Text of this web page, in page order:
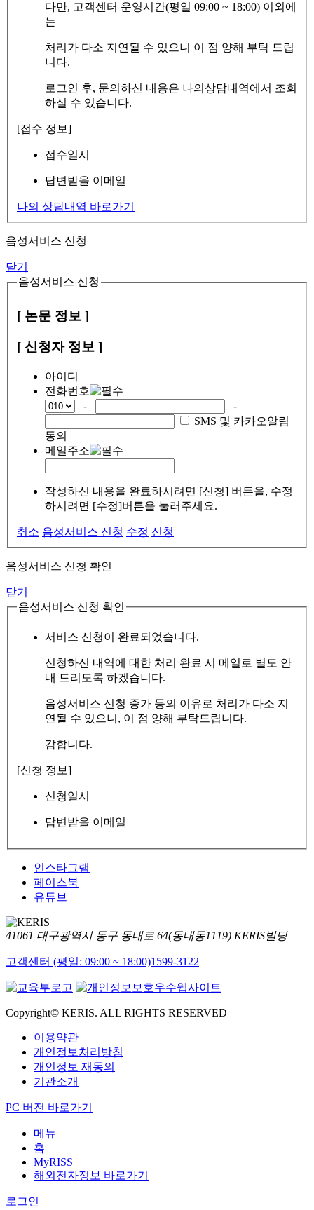
다만, 고객센터 운영시간(평일 09:00 ~ 18:00) 이외에
는
처리가 다소 지연될 수 있으니 이 점 양해 부탁 드립
니다.
로그인 후, 문의하신 내용은 나의상담내역에서 조회
하실 수 있습니다.
[접수 정보]
접수일시
답변받을 이메일
나의 상담내역 바로가기
음성서비스 신청
닫기
음성서비스 신청
[ 논문 정보 ]
[ 신청자 정보 ]
아이디
전화번호
-
-
SMS 및 카카오알림
동의
메일주소
작성하신 내용을 완료하시려면 [신청] 버튼을, 수정
하시려면 [수정]버튼을 눌러주세요.
취소 음성서비스 신청 수정 신청
음성서비스 신청 확인
닫기
음성서비스 신청 확인
서비스 신청이 완료되었습니다.
신청하신 내역에 대한 처리 완료 시 메일로 별도 안
내 드리도록 하겠습니다.
음성서비스 신청 증가 등의 이유로 처리가 다소 지
연될 수 있으니, 이 점 양해 부탁드립니다.
감합니다.
[신청 정보]
신청일시
답변받을 이메일
인스타그램
페이스북
유튜브
41061 대구광역시 동구 동내로 64(동내동1119) KERIS빌딩
고객센터 (평일: 09:00 ~ 18:00)1599-3122
Copyright© KERIS. ALL RIGHTS RESERVED
이용약관
개인정보처리방침
개인정보 재동의
기관소개
PC 버전 바로가기
메뉴
홈
MyRISS
해외전자정보 바로가기
로그인